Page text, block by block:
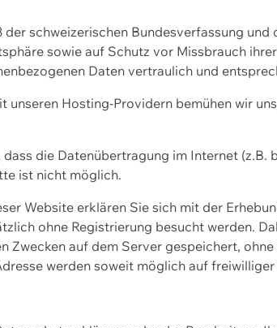
schweizerischen Bundesverfassung
sowie auf Schutz vor Missbrauch
Daten vertraulich und
unseren Hosting-Providern bemühen wir
die Datenübertragung im Internet
ist nicht möglich.
Website erklären Sie sich mit der
ohne Registrierung besucht werden.
Zwecken auf dem Server gespeichert,
werden soweit möglich auf